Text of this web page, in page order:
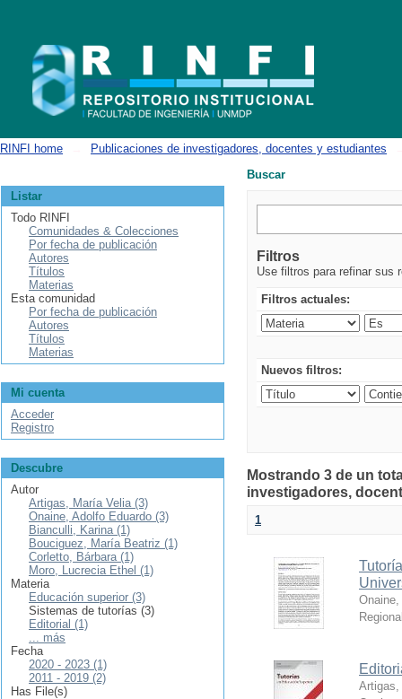
RINFI home Publicaciones de investigadores, docentes y estudiantes
Buscar
Filtros
Use filtros para refinar sus
Filtros actuales:
Nuevos filtros:
Mostrando 3 de un
investigadores,
1
Artigas,
Listar
Todo RINFI
Comunidades & Colecciones
Por fecha de publicación
Autores
Títulos
Materias
Esta comunidad
Por fecha de publicación
Autores
Títulos
Materias
Mi cuenta
Acceder
Registro
Descubre
Autor
Artigas, María Velia (3)
Onaine, Adolfo Eduardo (3)
Bianculli, Karina (1)
Bouciguez, María Beatriz (1)
Corletto, Bárbara (1)
Moro, Lucrecia Ethel (1)
Materia
Educación superior (3)
Sistemas de tutorías (3)
Editorial (1)
... más
Fecha
2020 - 2023 (1)
2011 - 2019 (2)
Has File(s)